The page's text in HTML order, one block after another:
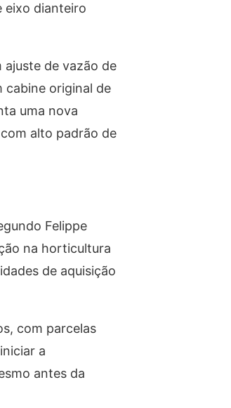
eixo dianteiro
de vazão de
cabine original de
uma nova
alto padrão de
Felippe
na horticultura
de aquisição
com parcelas
a
antes da